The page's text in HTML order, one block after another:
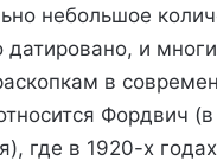
небольшое
датировано, и
в
Фордвич (в
где в 1920-х